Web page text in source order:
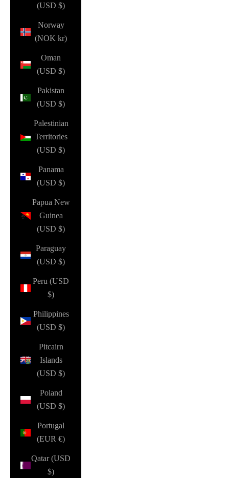
(USD $)
Norway
(NOK kr)
Oman
(USD $)
Pakistan
(USD $)
Palestinian
Territories
(USD $)
Panama
(USD $)
Papua New
Guinea
(USD $)
Paraguay
(USD $)
Peru (USD
$)
Philippines
(USD $)
Pitcairn
Islands
(USD $)
Poland
(USD $)
Portugal
(EUR €)
Qatar (USD
$)